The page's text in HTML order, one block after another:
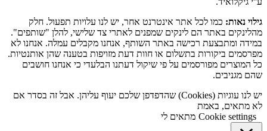
גילוי נאות: כמו לכל אתר אינטרנט אחר, יש לנו עלויות תפעול. חלק
מהלינקים באתר הם לינקים שמפנים לאתרי צד שלישי, להלן "שותפים".
במידה ומתבצעת רכישה באתר השותף, אנחנו מקבלים עמלה. אנחנו לא
מפרסמים ביקורות בתשלום או חוות דעת מזויפות בטענה שהן אותנטיות.
כל המוצרים מפורסמים על פי שיקול דעתנו הבלעדי כי אנחנו חושבים
שהם מגניבים.
יש לנו עוגיות (Cookies) שהדפדפן שלכם יעוף עליהן. אבל זה בסדר אם
לא מתאים, באמת
Cookie settings מתאים לי